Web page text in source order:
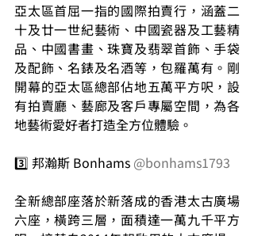
亞太區首屈一指的國際拍賣行，涵蓋二
十及廿一世紀藝術、中國瓷器及工藝精
品、中國書畫、珠寶及翡翠首飾、手袋
及配飾、名錶及名酒等，包羅萬有。剛
開幕的亞太區總部佔地五萬平方呎，設
有拍賣廳、藝廊及客戶專屬空間，為各
地藝術愛好者打造全方位體驗。
3️⃣ 邦瀚斯 Bonhams @bonhams1793
全新總部座落於新落成的香港太古廣場
六座，橫跨三層，面積達一萬九千平方